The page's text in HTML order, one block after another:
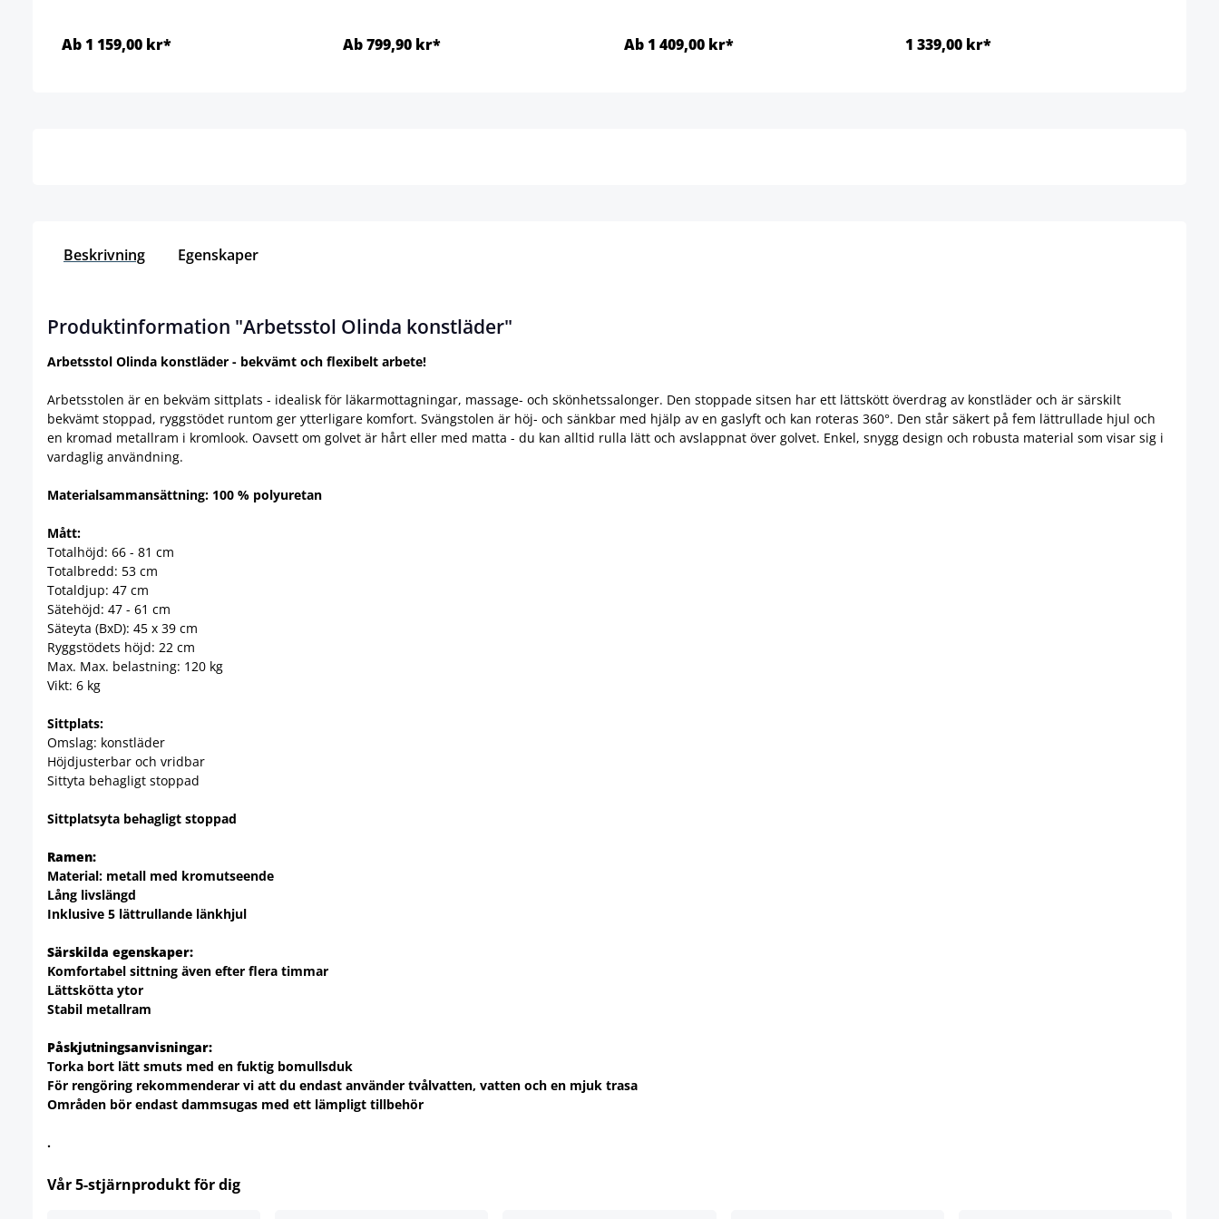
Ab 1 159,00 kr* Ab 799,90 kr* Ab 1 409,00 kr* 1 339,00 kr*
Beskrivning Egenskaper
Produktinformation "Arbetsstol Olinda konstläder"
Arbetsstol Olinda konstläder - bekvämt och flexibelt arbete!
Arbetsstolen är en bekväm sittplats - idealisk för läkarmottagningar, massage- och skönhetssalonger. Den stoppade sitsen har ett lättskött överdrag av konstläder och är särskilt
bekvämt stoppad, ryggstödet runtom ger ytterligare komfort. Svängstolen är höj- och sänkbar med hjälp av en gaslyft och kan roteras 360°. Den står säkert på fem lättrullade hjul och
en kromad metallram i kromlook. Oavsett om golvet är hårt eller med matta - du kan alltid rulla lätt och avslappnat över golvet. Enkel, snygg design och robusta material som visar sig i
vardaglig användning.
Materialsammansättning: 100 % polyuretan
Mått:
Totalhöjd: 66 - 81 cm
Totalbredd: 53 cm
Totaldjup: 47 cm
Sätehöjd: 47 - 61 cm
Säteyta (BxD): 45 x 39 cm
Ryggstödets höjd: 22 cm
Max. Max. belastning: 120 kg
Vikt: 6 kg
Sittplats:
Omslag: konstläder
Höjdjusterbar och vridbar
Sittyta behagligt stoppad
Sittplatsyta behagligt stoppad
Ramen:
Material: metall med kromutseende
Lång livslängd
Inklusive 5 lättrullande länkhjul
Särskilda egenskaper:
Komfortabel sittning även efter flera timmar
Lättskötta ytor
Stabil metallram
Påskjutningsanvisningar:
Torka bort lätt smuts med en fuktig bomullsduk
För rengöring rekommenderar vi att du endast använder tvålvatten, vatten och en mjuk trasa
Områden bör endast dammsugas med ett lämpligt tillbehör
.
Vår 5-stjärnprodukt för dig